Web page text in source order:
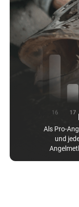
Als Pro-
und